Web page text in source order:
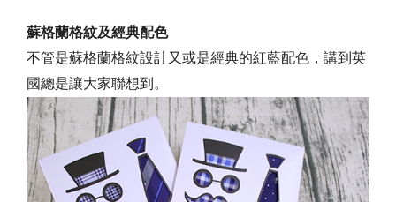
蘇格蘭格紋及經典配色
不管是蘇格蘭格紋設計又或是經典的紅藍配色，講到英
國總是讓大家聯想到。